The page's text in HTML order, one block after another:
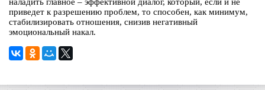
приведет к разрешению проблем, то способен, как минимум,
стабилизировать отношения, снизив негативный
эмоциональный накал.